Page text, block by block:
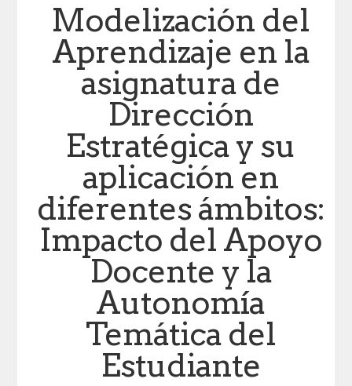
Modelización del
Aprendizaje en la
asignatura de
Dirección
Estratégica y su
aplicación en
diferentes ámbitos:
Impacto del Apoyo
Docente y la
Autonomía
Temática del
Estudiante